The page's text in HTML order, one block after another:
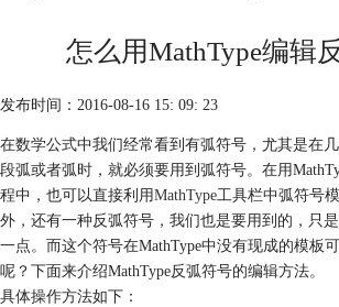
怎么用MathType编辑
发布时间：2016-08-16 15: 09: 23
在数学公式中我们经常看到有弧符号，尤其是在
段弧或者弧时，就必须要用到弧符号。在用
程中，也可以直接利用MathType工具栏中弧符号
外，还有一种反弧符号，我们也是要用到的，只
一点。而这个符号在MathType中没有现成的模板
呢？下面来介绍MathType反弧符号的编辑方法。
具体操作方法如下：